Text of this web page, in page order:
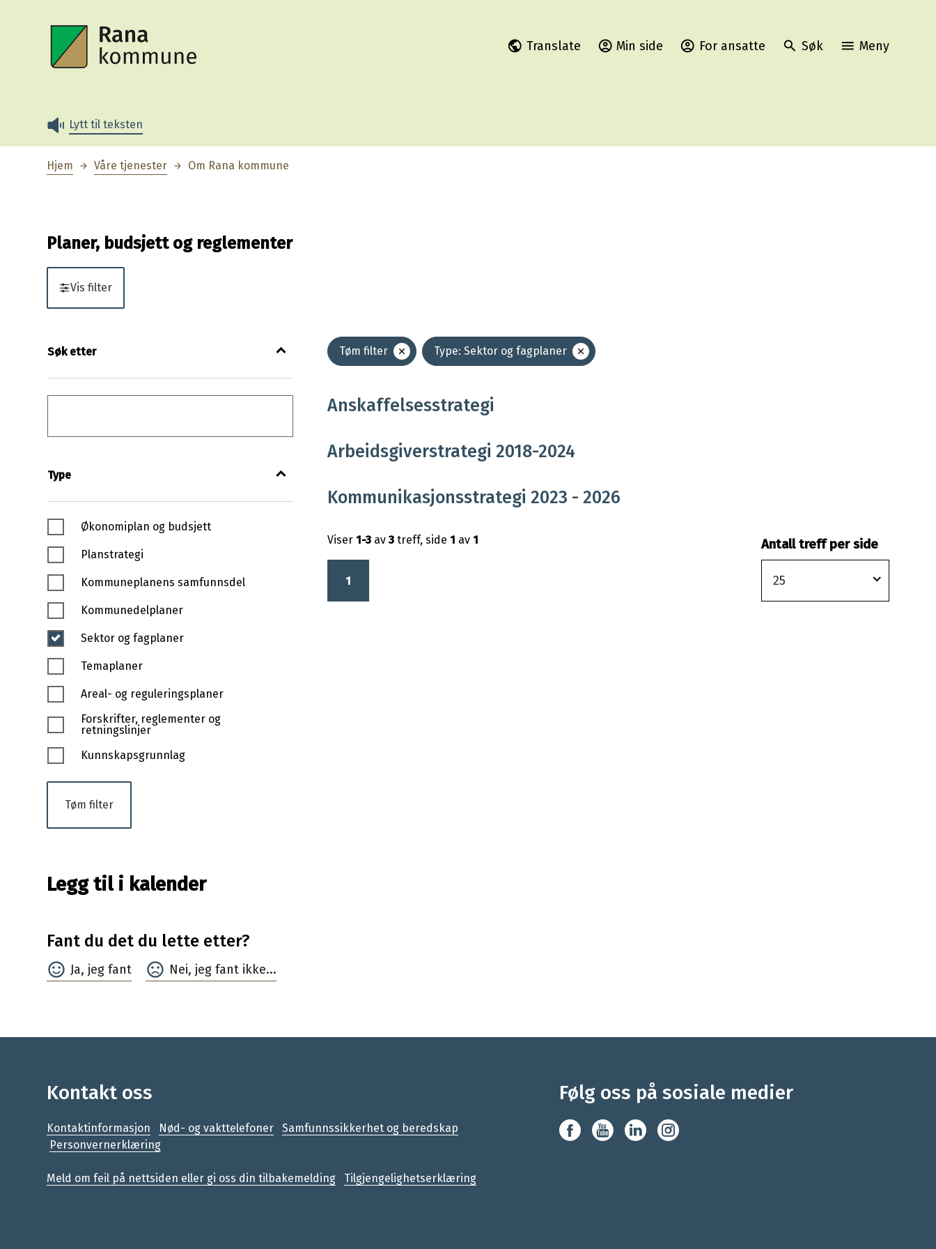
Translate Min side For ansatte Søk Meny
Lytt til teksten
Du er her:
Hjem Våre tjenester Om Rana kommune
Planer, budsjett og reglementer
Vis filter
Søk etter
Type
Økonomiplan og budsjett
Planstrategi
Kommuneplanens samfunnsdel
Kommunedelplaner
Sektor og fagplaner
Temaplaner
Areal- og reguleringsplaner
Forskrifter, reglementer og
retningslinjer
Kunnskapsgrunnlag
Tøm filter
R
e
u
t
a
t
Tøm filter Type: Sektor og fagplaner
Anskaffelsesstrategi
Arbeidsgiverstrategi 2018-2024
Kommunikasjonsstrategi 2023 - 2026
Viser1-3 av3 treff, side1 av1
1
Antall treff per side
25
Legg til i kalender
Fant du det du lette etter?
Ja Nei
Kontakt oss
Kontaktinformasjon Nød- og vakttelefoner
Samfunnssikkerhet og beredskap
Personvernerklæring
Meld om feil på nettsiden eller gi oss din tilbakemelding Tilgjengelighetserklæring
Følg oss på sosiale medier